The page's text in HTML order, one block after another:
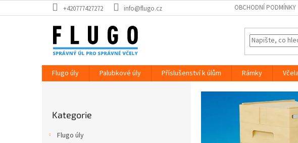
na
+420777427272 info@flugo.cz OBCHODNÍ PODMÍNKY
Flugo úly Palubkové úly Příslušenství k úlům Rámky
kategorie
Kategorie
Flugo úly
S